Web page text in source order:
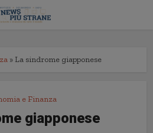
» La sindrome giapponese
e Finanza
giapponese